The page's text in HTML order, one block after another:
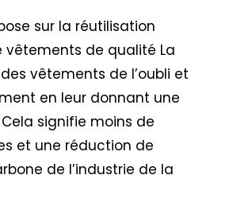
sur la réutilisation
vêtements de qualité La
vêtements de l’oubli et
en leur donnant une
signifie moins de
et une réduction de
de l’industrie de la